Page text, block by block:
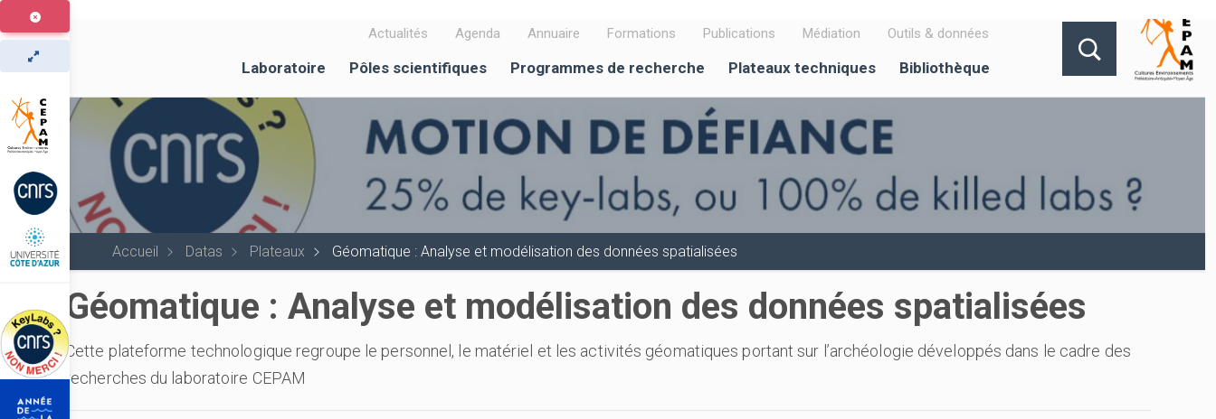
Aller
au
contenu
principal
Actualités Agenda Annuaire Formations Publications Médiation Outils & données
Laboratoire Pôles scientifiques Programmes de recherche Plateaux techniques Bibliothèque
Accueil Datas Plateaux Géomatique : Analyse et modélisation des données spatialisées
Géomatique : Analyse et modélisation des données spatialisées
Cette plateforme technologique regroupe le personnel, le matériel et les activités géomatiques portant sur l’archéologie développés dans le cadre des
recherches du laboratoire CEPAM